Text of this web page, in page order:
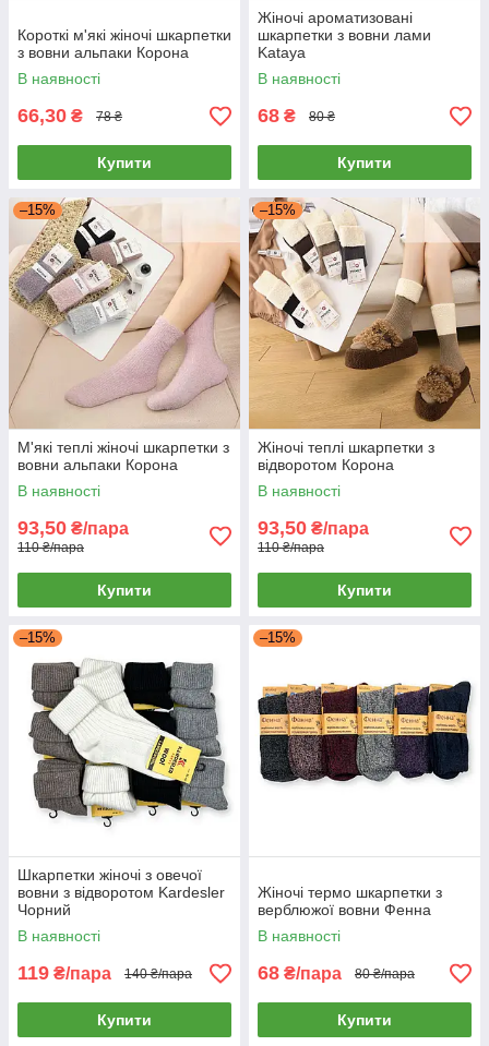
Короткі м'які жіночі шкарпетки
з вовни альпаки Корона
В наявності
66,30 ₴ 78 ₴
Купити
Жіночі ароматизовані
шкарпетки з вовни лами
Kataya
В наявності
68 ₴ 80 ₴
Купити
–15%
М'які теплі жіночі шкарпетки з
вовни альпаки Корона
В наявності
93,50 ₴/пара
110 ₴/пара
Купити
–15%
Жіночі теплі шкарпетки з
відворотом Корона
В наявності
93,50 ₴/пара
110 ₴/пара
Купити
–15%
Шкарпетки жіночі з овечої
вовни з відворотом Kardesler
Чорний
В наявності
119 ₴/пара 140 ₴/пара
Купити
–15%
Жіночі термо шкарпетки з
верблюжої вовни Фенна
В наявності
68 ₴/пара 80 ₴/пара
Купити